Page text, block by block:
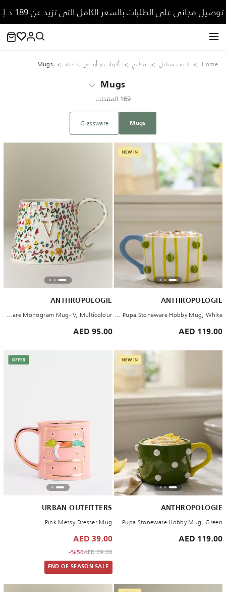
توصيل مجاني على الطلبات بالسعر الكامل التي تزيد عن 189 د.إ.
Home لايف ستايل مطبخ أكواب و أواني زجاجية Mugs
Mugs
169 المنتجات
Mugs
Glassware
ANTHROPOLOGIE
Winged Pupa Stoneware Hobby Mug, White
119.00 AED
ANTHROPOLOGIE
The Mud Fairy Stoneware Monogram Mug- V, Multicolour
95.00 AED
ANTHROPOLOGIE
Winged Pupa Stoneware Hobby Mug, Green
119.00 AED
URBAN OUTFITTERS
Pink Messy Dresser Mug
39.00 AED
Price reduced from
89.00 AED
to 39.00 AED
%56-
END OF SEASON SALE